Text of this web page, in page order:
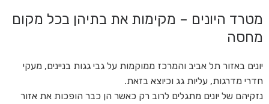
מטרד היונים – מקימות את בתיהן בכל מקום
מחסה
יונים באזור תל אביב והמרכז ממוקמות על גבי גגות בניינים, מעקי
חדרי מדרגות, עליות גג וכיוצא בזאת.
נזקיהם של יונים מתגלים לרוב רק כאשר הן כבר הופכות את אזור